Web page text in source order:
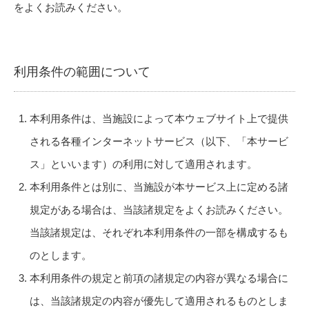
をよくお読みください。
利用条件の範囲について
本利用条件は、当施設によって本ウェブサイト上で提供
される各種インターネットサービス（以下、「本サービ
ス」といいます）の利用に対して適用されます。
本利用条件とは別に、当施設が本サービス上に定める諸
規定がある場合は、当該諸規定をよくお読みください。
当該諸規定は、それぞれ本利用条件の一部を構成するも
のとします。
本利用条件の規定と前項の諸規定の内容が異なる場合に
は、当該諸規定の内容が優先して適用されるものとしま